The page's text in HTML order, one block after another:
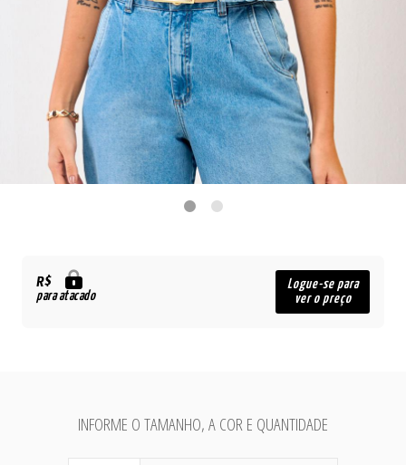
R$
para atacado
Logue-se para
ver o preço
INFORME O TAMANHO, A COR E QUANTIDADE